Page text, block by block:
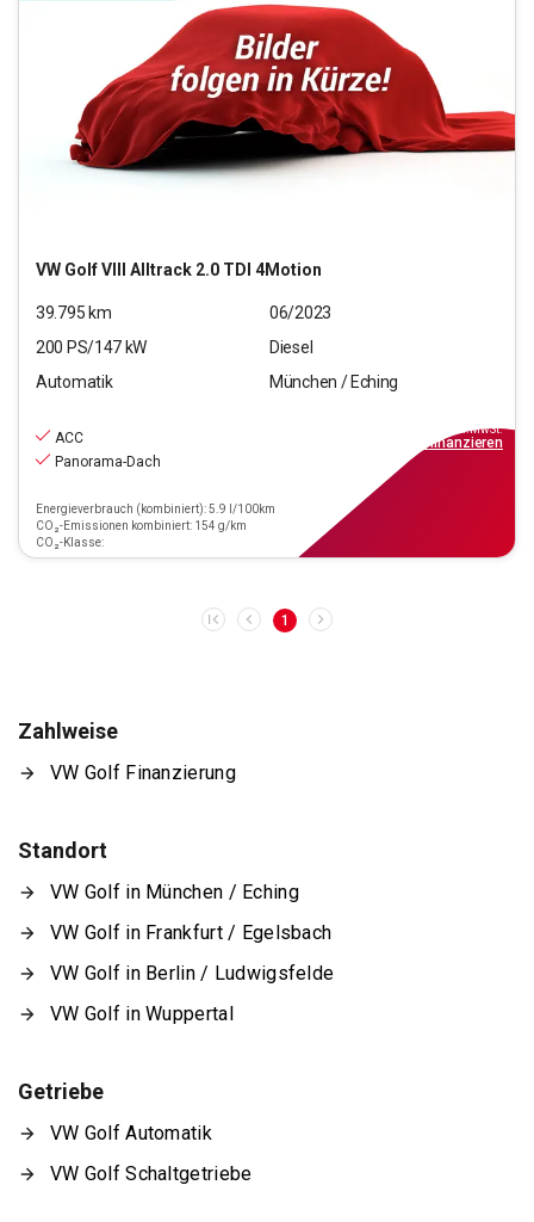
VW Golf VIII Alltrack 2.0 TDI 4Motion
39.795 km
06/2023
200 PS/147 kW
Diesel
Automatik
München / Eching
ACC
Panorama-Dach
Energieverbrauch (kombiniert): 5.9 l/100km
CO₂-Emissionen kombiniert: 154 g/km
CO₂-Klasse:
inkl.MwSt.
finanzieren
1
Zahlweise
VW Golf Finanzierung
Standort
VW Golf in München / Eching
VW Golf in Frankfurt / Egelsbach
VW Golf in Berlin / Ludwigsfelde
VW Golf in Wuppertal
Getriebe
VW Golf Automatik
VW Golf Schaltgetriebe